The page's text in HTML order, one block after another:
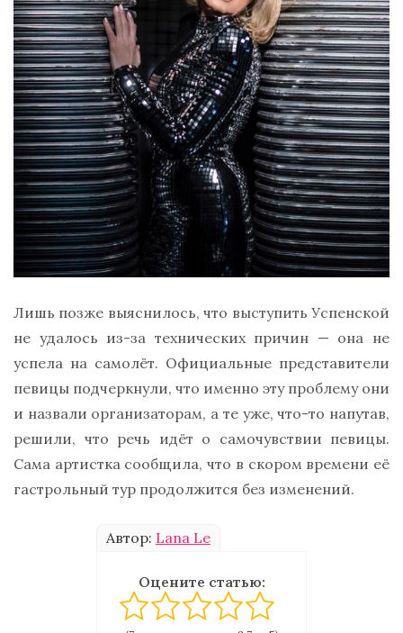
Лишь позже выяснилось, что выступить Успенской
не удалось из-за технических причин — она не
успела на самолёт. Официальные представители
певицы подчеркнули, что именно эту проблему они
и назвали организаторам, а те уже, что-то напутав,
решили, что речь идёт о самочувствии певицы.
Сама артистка сообщила, что в скором времени её
гастрольный тур продолжится без изменений.
Автор: Lana Le
Оцените статью: